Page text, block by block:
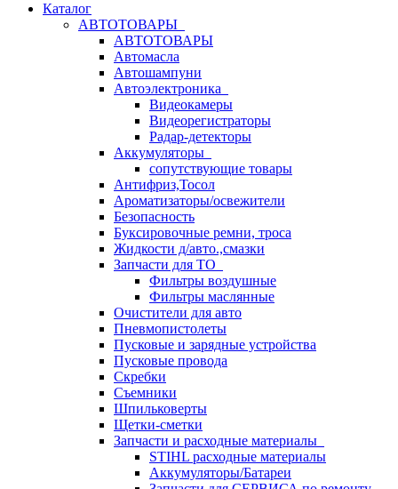
Каталог
АВТОТОВАРЫ
АВТОТОВАРЫ
Автомасла
Автошампуни
Автоэлектроника
Видеокамеры
Видеорегистраторы
Радар-детекторы
Аккумуляторы
сопутствующие товары
Антифриз,Тосол
Ароматизаторы/освежители
Безопасность
Буксировочные ремни, троса
Жидкости д/авто.,смазки
Запчасти для ТО
Фильтры воздушные
Фильтры маслянные
Очистители для авто
Пневмопистолеты
Пусковые и зарядные устройства
Пусковые провода
Скребки
Съемники
Шпильковерты
Щетки-сметки
Запчасти и расходные материалы
STIHL расходные материалы
Аккумуляторы/Батареи